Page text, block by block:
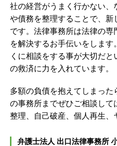
社の経営がうまく行かない、
や債務を整理することで、
です。法律事務所は法律の専
を解決するお手伝いをしま
くに相談をする事が大切だ
の救済に力を入れています。
多額の負債を抱えてしまった
の事務所までぜひご相談し
整理、自己破産、個人再生、
弁護士法人 出口法律事務所